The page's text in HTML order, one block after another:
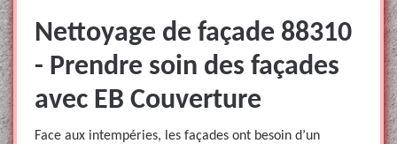
Nettoyage de façade 88310
- Prendre soin des façades
avec EB Couverture
Face aux intempéries, les façades ont besoin d’un